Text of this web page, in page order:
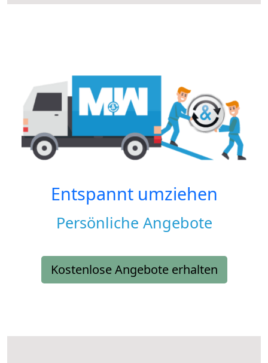
Entspannt umziehen
Persönliche Angebote
Kostenlose Angebote erhalten